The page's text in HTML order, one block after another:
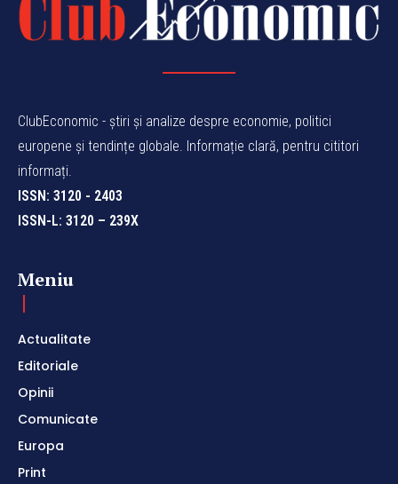
ClubEconomic - știri și analize despre economie, politici
europene și tendințe globale. Informație clară, pentru cititori
informați.
ISSN: 3120 - 2403
ISSN-L: 3120 – 239X
Meniu
Actualitate
Editoriale
Opinii
Comunicate
Europa
Print